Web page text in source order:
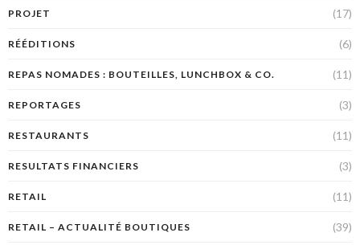
PROJET (17)
RÉÉDITIONS (6)
REPAS NOMADES : BOUTEILLES, LUNCHBOX & CO. (11)
REPORTAGES (3)
RESTAURANTS (11)
RESULTATS FINANCIERS (3)
RETAIL (11)
RETAIL – ACTUALITÉ BOUTIQUES (39)